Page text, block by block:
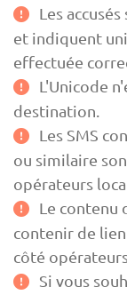
Les
et indiquent
effectuée
L'Unicode
destination.
Les SMS
ou similaire
opérateurs
Le contenu
contenir de
côté
Si vous